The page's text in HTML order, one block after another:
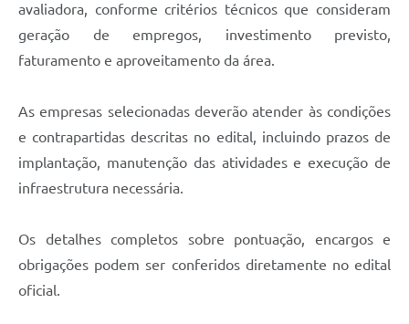
avaliadora, conforme critérios técnicos que consideram
geração de empregos, investimento previsto,
faturamento e aproveitamento da área.
As empresas selecionadas deverão atender às condições
e contrapartidas descritas no edital, incluindo prazos de
implantação, manutenção das atividades e execução de
infraestrutura necessária.
Os detalhes completos sobre pontuação, encargos e
obrigações podem ser conferidos diretamente no edital
oficial.